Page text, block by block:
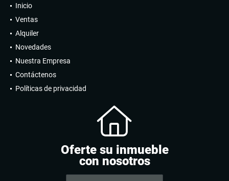
Inicio
Ventas
Alquiler
Novedades
Nuestra Empresa
Contáctenos
Políticas de privacidad
Oferte su inmueble
con nosotros